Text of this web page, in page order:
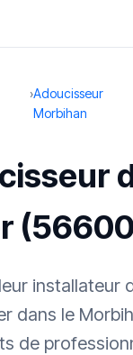
›Adoucisseur
Morbihan
installateur
dans le
de